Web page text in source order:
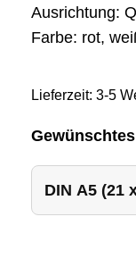
Ausrichtung:
Farbe: rot,
Lieferzeit: 3-5